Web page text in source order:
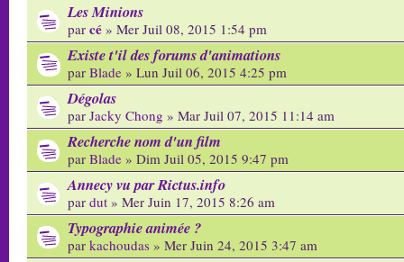
Les Minions
par cé » Mer Juil 08, 2015 1:54 pm
Existe t'il des forums d'animations
par Blade » Lun Juil 06, 2015 4:25 pm
Dégolas
par Jacky Chong » Mar Juil 07, 2015 11:14 am
Recherche nom d'un film
par Blade » Dim Juil 05, 2015 9:47 pm
Annecy vu par Rictus.info
par dut » Mer Juin 17, 2015 8:26 am
Typographie animée ?
par kachoudas » Mer Juin 24, 2015 3:47 am